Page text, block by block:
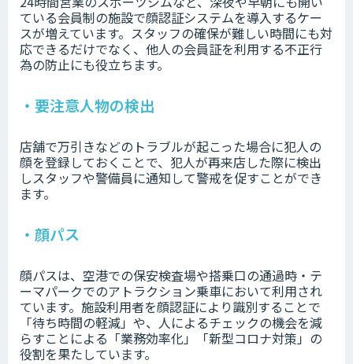
ている会員制の施設で顔認証システムを導入するケー
スが増えています。スタッフの確保が難しい時間にも対
応できるだけでなく、他人の会員証を利用する不正行
為の防止にも役立ちます。
・要注意人物の検出
店舗で万引きなどのトラブルが起こった場合に犯人の
顔を登録しておくことで、犯人が再来店した際に検出
しスタッフや警備員に通知して警戒を促すことができ
ます。
・顔パス
顔パスは、空港での保安検査場や搭乗口の通過時・テ
ーマパークでのアトラクション乗車において利用され
ています。施設利用者を顔認証により識別することで
「待ち時間の軽減」や、人によるチェックの機会を減
らすことによる「業務効率化」「新型コロナ対策」の
役割を果たしています。